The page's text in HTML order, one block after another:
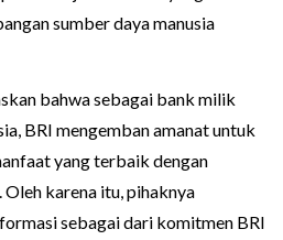
sumber daya manusia
bahwa sebagai bank milik
BRI mengemban amanat untuk
yang terbaik dengan
karena itu, pihaknya
sebagai dari komitmen BRI